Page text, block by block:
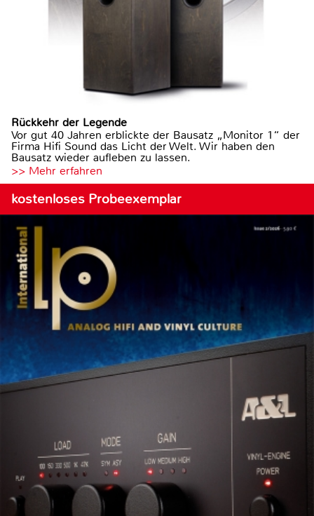
Rückkehr der Legende
Vor gut 40 Jahren erblickte der Bausatz „Monitor 1“ der
Firma Hifi Sound das Licht der Welt. Wir haben den
Bausatz wieder aufleben zu lassen.
>> Mehr erfahren
kostenloses Probeexemplar